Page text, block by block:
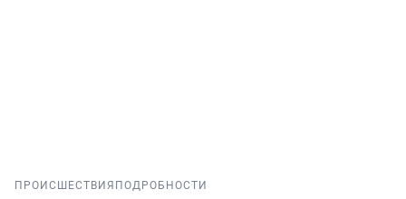
ПРОИСШЕСТВИЯ ПОДРОБНОСТИ